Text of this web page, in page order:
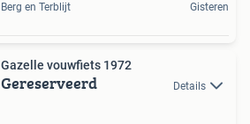
Berg en Terblijt Gisteren
Gazelle vouwfiets 1972
Gereserveerd Details